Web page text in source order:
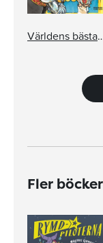
Världens
Fler